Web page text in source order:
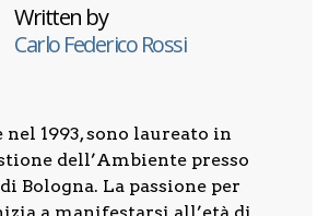
Written by
Carlo Federico Rossi
nel 1993, sono laureato in
dell’Ambiente presso
Bologna. La passione per
a manifestarsi all’età di